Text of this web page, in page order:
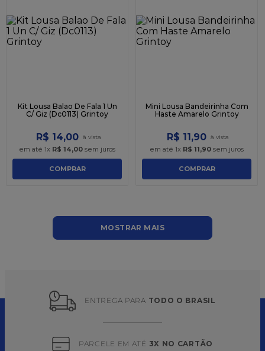
Kit Lousa Balao De Fala 1 Un
C/ Giz (Dc0113) Grintoy
R$ 14,00
em até 1x R$ 14,00 sem juros
COMPRAR
Mini Lousa Bandeirinha Com
Haste Amarelo Grintoy
R$ 11,90
em até 1x R$ 11,90 sem juros
COMPRAR
MOSTRAR MAIS
ENTREGA PARA TODO O BRASIL
PARCELE EM ATÉ 3X NO CARTÃO